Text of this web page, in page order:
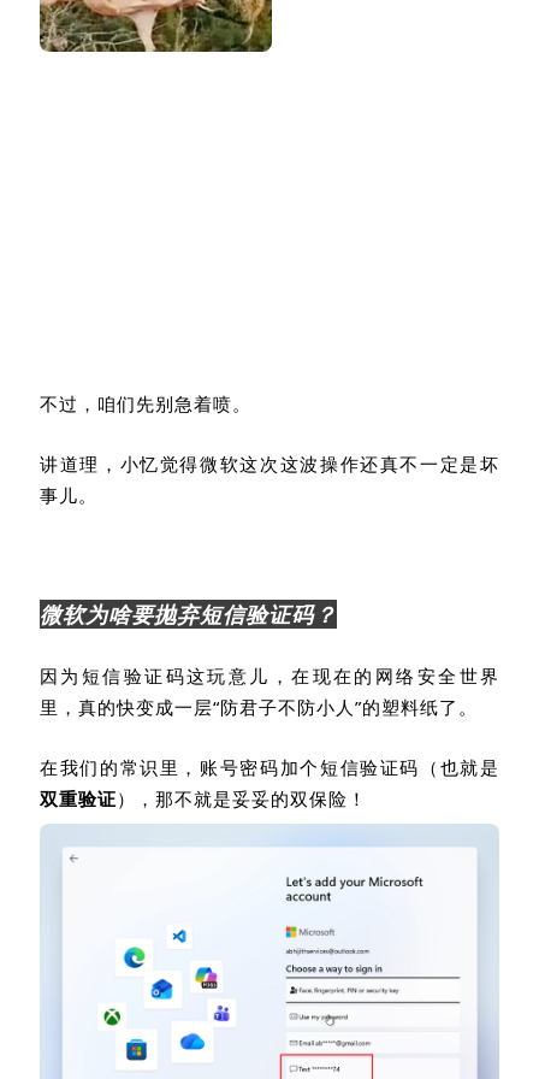
不过，咱们先别急着喷。
讲道理，小忆觉得微软这次这波操作还真不一定是坏
事儿。
微软为啥要抛弃短信验证码？
因为短信验证码这玩意儿，在现在的网络安全世界
里，真的快变成一层“防君子不防小人”的塑料纸了。
在我们的常识里，账号密码加个短信验证码（也就是
双重验证），那不就是妥妥的双保险！